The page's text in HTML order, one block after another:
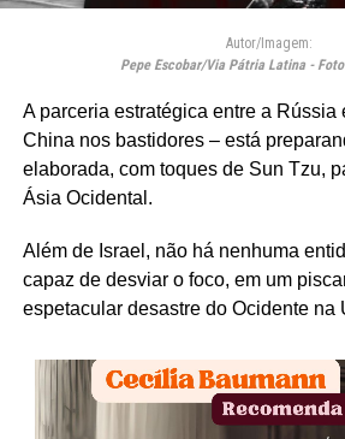
Autor/Imagem:
Pepe Escobar/Via Pátria Latina -
A parceria estratégica entre a Rússia
China nos bastidores – está
elaborada, com toques de Sun Tzu,
Ásia Ocidental.
Além de Israel, não há nenhuma
capaz de desviar o foco, em um
espetacular desastre do Ocidente na